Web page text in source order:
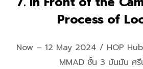
Process of
Now – 12 May 2024 / HOP
MMAD ชั้น 3 มันมัน ศรี